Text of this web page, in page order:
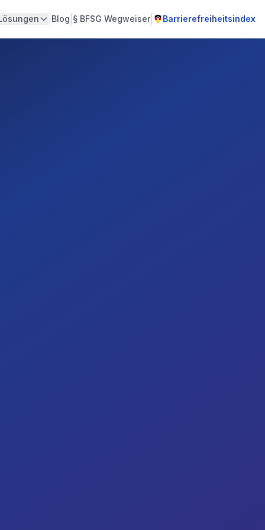
Blog § BFSG Wegweiser| Barrierefreiheitsindex